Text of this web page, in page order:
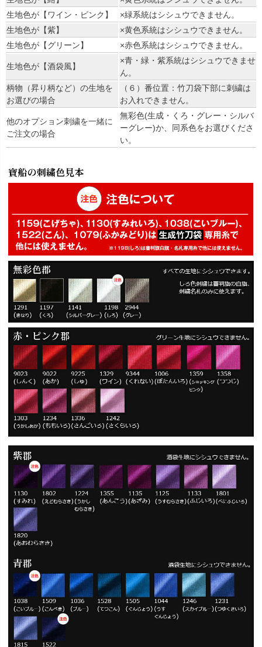
生地色が【ワイン・ピンク】
×緑系統はシシュウできません。
生地色が【紫】
×黄色系統はシシュウできません。
生地色が【グリーン】
×赤色系統はシシュウできません。
生地色が【酒袋風】
×青・緑・紫系統はシシュウできませ
ん。
柄物（昇り柄など）の生地を
お選びの場合
（６）番位置：竹刀袋下部に刺繍は
お入れできません。
他のオプション刺繍を一緒に
ご注文の場合
無彩色(生成・くろ・グレー・シルバ
ーグレー)か、同系色をお選びくださ
い。